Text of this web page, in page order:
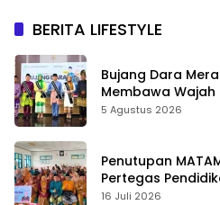
BERITA LIFESTYLE
Bujang Dara
Membawa Wajah
5 Agustus 2026
Penutupan
Pertegas
Karakter
16 Juli 2026